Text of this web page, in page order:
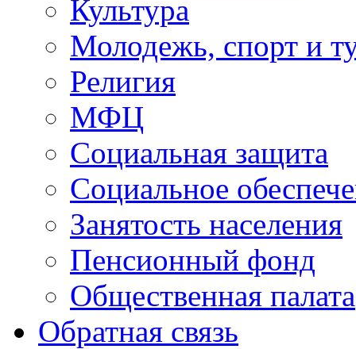
Культура
Молодежь, спорт и
Религия
МФЦ
Социальная защита
Социальное
Занятость населения
Пенсионный фонд
Общественная палата
Обратная связь